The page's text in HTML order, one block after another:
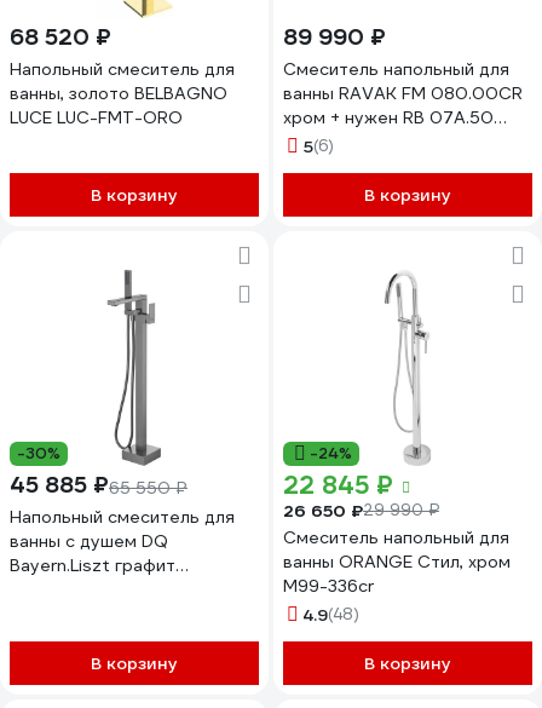
68 520 ₽
Напольный смеситель для
ванны, золото BELBAGNO
LUCE LUC-FMT-ORO
В корзину
89 990 ₽
Смеситель напольный для
ванны RAVAK FM 080.00CR
хром + нужен RB 07A.50
(X070427) X070424
5(6)
В корзину
-30%
45 885 ₽65 550 ₽
Напольный смеситель для
ванны с душем DQ
Bayern.Liszt графит
В корзину
-24%
22 845 ₽
26 650 ₽29 990 ₽
Смеситель напольный для
ванны ORANGE Стил, хром
M99-336cr
4.9(48)
В корзину